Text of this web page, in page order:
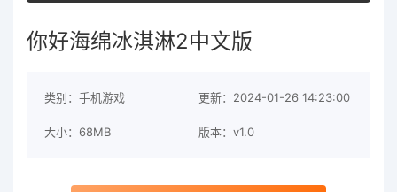
你好海绵冰淇淋2中文版
类别：手机游戏 更新：2024-01-26 14:23:00
大小：68MB 版本：v1.0